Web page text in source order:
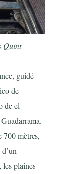
Quint
guidé
de
de el
700 mètres,
les plaines